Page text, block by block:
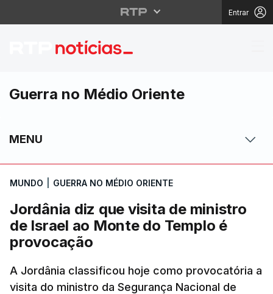
Entrar
Jordânia diz que
Guerra no Médio Oriente
MENU
MUNDO GUERRA NO MÉDIO ORIENTE
Jordânia diz que visita de ministro
de Israel ao Monte do Templo é
provocação
A Jordânia classificou hoje como provocatória a
visita do ministro da Segurança Nacional de